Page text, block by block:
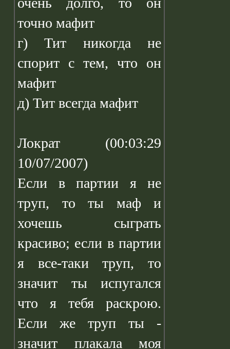
точно мафит
г) Тит никогда не
спорит с тем, что он
мафит
д) Тит всегда мафит
Лократ (00:03:29
10/07/2007)
Если в партии я не
труп, то ты маф и
хочешь сыграть
красиво; если в партии
я все-таки труп, то
значит ты испугался
что я тебя раскрою.
Если же труп ты -
значит плакала моя